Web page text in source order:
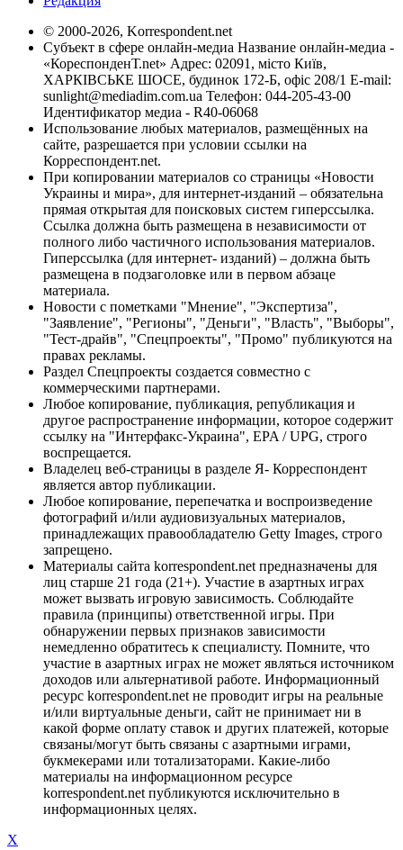
© 2000-2026, Korrespondent.net
Субъект в сфере онлайн-медиа Название онлайн-медиа -
«КореспонденТ.net» Адрес: 02091, місто Київ,
ХАРКІВСЬКЕ ШОСЕ, будинок 172-Б, офіс 208/1 E-mail:
sunlight@mediadim.com.ua Телефон: 044-205-43-00
Идентификатор медиа - R40-06068
Использование любых материалов, размещённых на
сайте, разрешается при условии ссылки на
Корреспондент.net.
При копировании материалов со страницы «Новости
Украины и мира», для интернет-изданий – обязательна
прямая открытая для поисковых систем гиперссылка.
Ссылка должна быть размещена в независимости от
полного либо частичного использования материалов.
Гиперссылка (для интернет- изданий) – должна быть
размещена в подзаголовке или в первом абзаце
материала.
Новости с пометками "Мнение", "Экспертиза",
"Заявление", "Регионы", "Деньги", "Власть", "Выборы",
"Тест-драйв", "Спецпроекты", "Промо" публикуются на
правах рекламы.
Раздел Спецпроекты создается совместно с
коммерческими партнерами.
Любое копирование, публикация, републикация и
другое распространение информации, которое содержит
ссылку на "Интерфакс-Украина", EPA / UPG, строго
воспрещается.
Владелец веб-страницы в разделе Я- Корреспондент
является автор публикации.
Любое копирование, перепечатка и воспроизведение
фотографий и/или аудиовизуальных материалов,
принадлежащих правообладателю Getty Images, строго
запрещено.
Материалы сайта korrespondent.net предназначены для
лиц старше 21 года (21+). Участие в азартных играх
может вызвать игровую зависимость. Соблюдайте
правила (принципы) ответственной игры. При
обнаружении первых признаков зависимости
немедленно обратитесь к специалисту. Помните, что
участие в азартных играх не может являться источником
доходов или альтернативой работе. Информационный
ресурс korrespondent.net не проводит игры на реальные
и/или виртуальные деньги, сайт не принимает ни в
какой форме оплату ставок и других платежей, которые
связаны/могут быть связаны с азартными играми,
букмекерами или тотализаторами. Какие-либо
материалы на информационном ресурсе
korrespondent.net публикуются исключительно в
информационных целях.
X